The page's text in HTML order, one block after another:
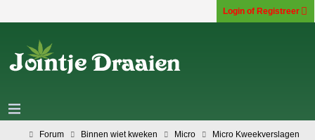
Login of Registreer
Forum Binnen wiet kweken Micro
Micro Kweekverslagen